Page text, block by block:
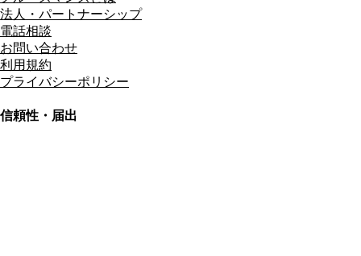
法人・パートナーシップ
電話相談
お問い合わせ
利用規約
プライバシーポリシー
信頼性・届出